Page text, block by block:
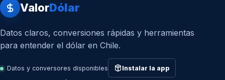
ValorDólar
Datos claros, conversiones rápidas y herramientas
para entender el dólar en Chile.
Datos y conversores disponibles Instalar la app